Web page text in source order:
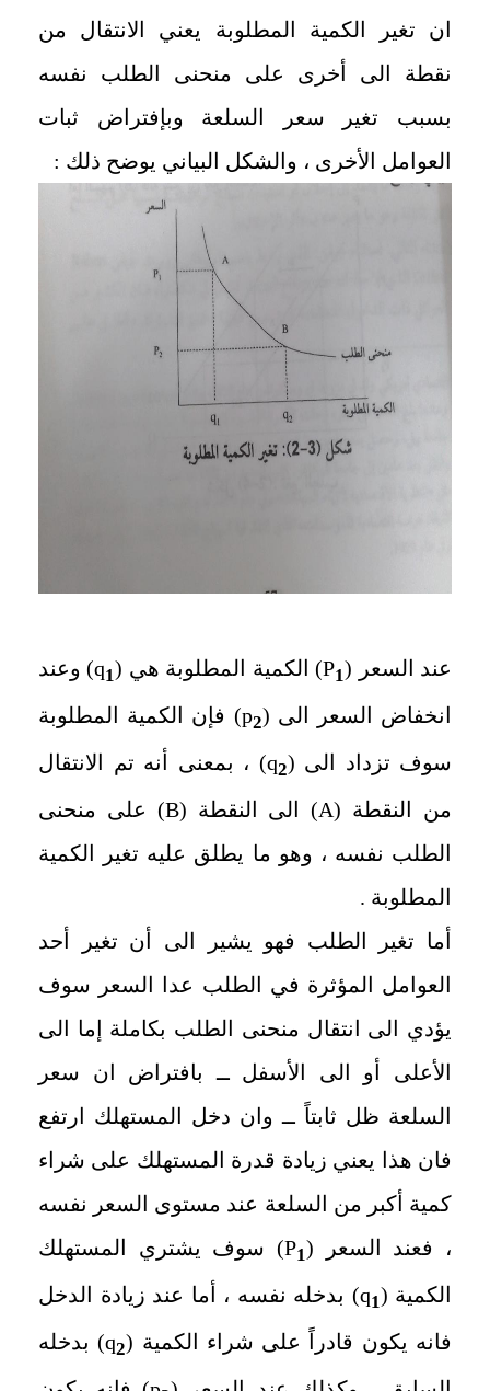
ان تغير الكمية المطلوبة يعني الانتقال من
نقطة الى أخرى على منحنى الطلب نفسه
بسبب تغير سعر السلعة وبإفتراض ثبات
العوامل الأخرى ، والشكل البياني يوضح ذلك :
عند السعر ( P1 ) الكمية المطلوبة هي ( q1 ) وعند
انخفاض السعر الى ( p2 ) فإن الكمية المطلوبة
سوف تزداد الى ( q2 ) ، بمعنى أنه تم الانتقال
من النقطة (A) الى النقطة (B) على منحنى
الطلب نفسه ، وهو ما يطلق عليه تغير الكمية
المطلوبة .
أما تغير الطلب فهو يشير الى أن تغير أحد
العوامل المؤثرة في الطلب عدا السعر سوف
يؤدي الى انتقال منحنى الطلب بكاملة إما الى
الأعلى أو الى الأسفل ــ بافتراض ان سعر
السلعة ظل ثابتاً ــ وان دخل المستهلك ارتفع
فان هذا يعني زيادة قدرة المستهلك على شراء
كمية أكبر من السلعة عند مستوى السعر نفسه
، فعند السعر ( P1
) سوف يشتري المستهلك
الكمية ( q1 ) بدخله نفسه ، أما عند زيادة الدخل
فانه يكون قادراً على شراء الكمية ( q2 ) بدخله